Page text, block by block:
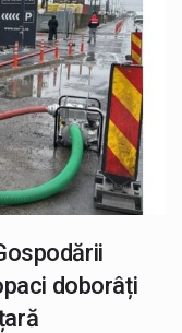
doborâți